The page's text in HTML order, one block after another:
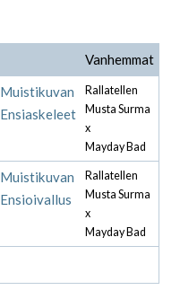
Vanhemmat
Muistikuvan
Ensiaskeleet
Rallatellen
Musta Surma
x
Mayday Bad
Muistikuvan
Ensioivallus
Rallatellen
Musta Surma
x
Mayday Bad